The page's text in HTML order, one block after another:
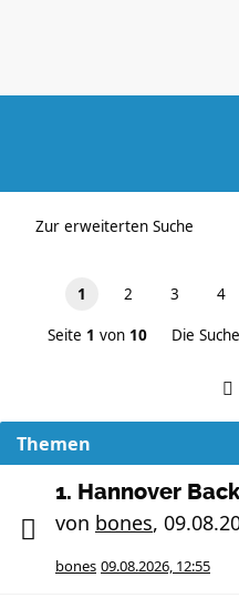
Zur erweiterten Suche
1 2 3 4
Seite 1 von 10 Die
Themen
1. Hannover
von bones,
bones 09.08.2026, 12:55